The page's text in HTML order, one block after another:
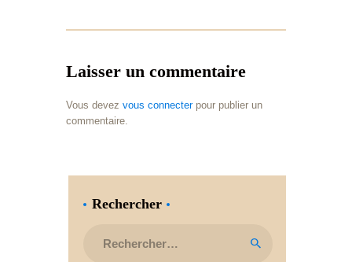
Laisser un commentaire
Vous devez vous connecterpour publier un
commentaire.
Rechercher